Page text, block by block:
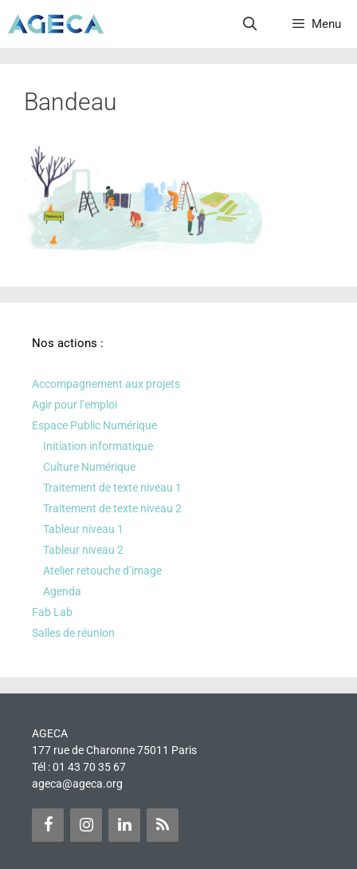
Menu
Bandeau
Nos actions :
Accompagnement aux projets
Agir pour l’emploi
Espace Public Numérique
Initiation informatique
Culture Numérique
Traitement de texte niveau 1
Traitement de texte niveau 2
Tableur niveau 1
Tableur niveau 2
Atelier retouche d’image
Agenda
Fab Lab
Salles de réunion
AGECA
177 rue de Charonne 75011 Paris
Tél : 01 43 70 35 67
ageca@ageca.org